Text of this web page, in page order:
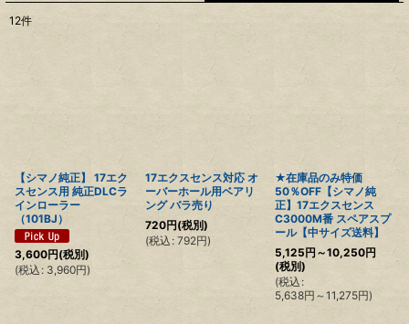
12件
【シマノ純正】 17エク
スセンス用 純正DLCラ
インローラー
（101BJ）
3,600円(税別)
(税込 : 3,960円)
17エクスセンス対応 オ
ーバーホール用ベアリ
ング バラ売り
720円(税別)
(税込 : 792円)
★在庫品のみ特価
50％OFF【シマノ純
正】17エクスセンス
C3000M番 スペアスプ
ール【中サイズ送料】
5,125円 ～10,250円
(税別)
(税込 :
5,638円 ～11,275円)